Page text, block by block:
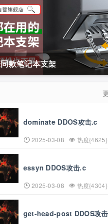
款笔记本支架
dominate DDOS攻击.c
2025-03-08 热度{4625}
essyn DDOS攻击.c
2025-03-08 热度{4304}
get-head-post DDOS攻